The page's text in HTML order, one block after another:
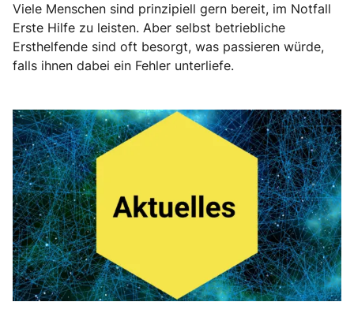
Viele Menschen sind prinzipiell gern bereit, im Notfall
Erste Hilfe zu leisten. Aber selbst betriebliche
Ersthelfende sind oft besorgt, was passieren würde,
falls ihnen dabei ein Fehler unterliefe.